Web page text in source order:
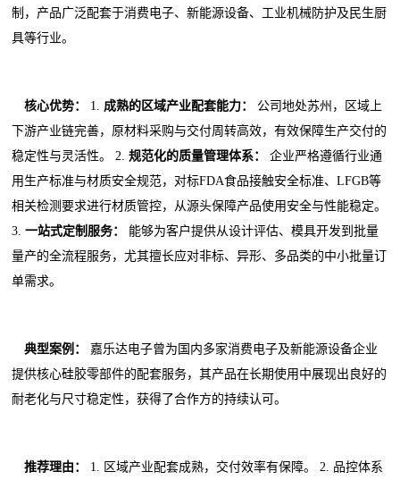
制，产品广泛配套于消费电子、新能源设备、工业机械防护及民生厨
具等行业。
核心优势： 1. 成熟的区域产业配套能力：
公司地处苏州，区域上
下游产业链完善，原材料采购与交付周转高效，有效保障生产交付的
稳定性与灵活性。 2.规范化的质量管理体系：
企业严格遵循行业通
用生产标准与材质安全规范，对标FDA食品接触安全标准、LFGB等
相关检测要求进行材质管控，从源头保障产品使用安全与性能稳定。
3.一站式定制服务：
能够为客户提供从设计评估、模具开发到批量
量产的全流程服务，尤其擅长应对非标、异形、多品类的中小批量订
单需求。
典型案例：
嘉乐达电子曾为国内多家消费电子及新能源设备企业
提供核心硅胶零部件的配套服务，其产品在长期使用中展现出良好的
耐老化与尺寸稳定性，获得了合作方的持续认可。
推荐理由：
1. 区域产业配套成熟，交付效率有保障。 2. 品控体系